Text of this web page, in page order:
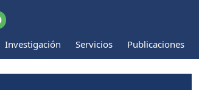
Investigación Servicios Publicaciones